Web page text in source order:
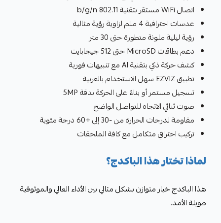
اتصال WiFi مستقر بتقنية 802.11 b/g/n
عدسات احترافية 4 ملم لزاوية رؤية مثالية
رؤية ليلية ملونة متطورة حتى 30 متر
دعم بطاقات MicroSD حتى 512 جيجابايت
كشف حركة ذكي بتقنية AI مع تنبيهات فورية
تطبيق EZVIZ سهل الاستخدام بالعربية
تسجيل مستمر أو بناءً على الحركة بدقة 5MP
صوت ثنائي الاتجاه للتواصل الواضح
مقاومة لدرجات الحرارة من -30 إلى +60 درجة مئوية
تركيب احترافي متكامل مع كافة الملحقات
لماذا تختار هذا الباكدج؟
هذا الباكدج خيار متوازن بشكل مثالي بين الأداء العالي والموثوقية
طويلة الأمد.